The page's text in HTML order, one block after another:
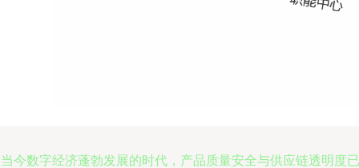
今数字经济蓬勃发展的时代，产品质量安全与供应链透明度已